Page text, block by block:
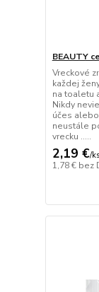
BEAUTY
Vreckové
každej
na toaletu
Nikdy
účes
neustále
vrecku .....
2,19 €/ks
1,78 € bez